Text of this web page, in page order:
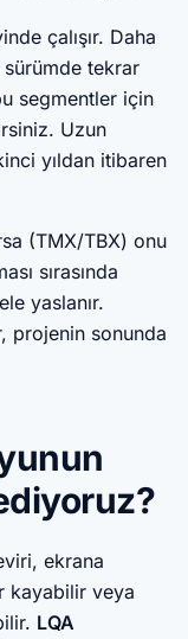
çalışır. Daha
tekrar
segmentler için
Uzun
yıldan itibaren
(TMX/TBX) onu
sırasında
yaslanır.
projenin sonunda
ekrana
kayabilir veya
LQA